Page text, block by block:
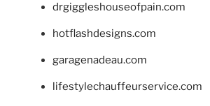
drgiggleshouseofpain.com
hotflashdesigns.com
garagenadeau.com
lifestylechauffeurservice.com